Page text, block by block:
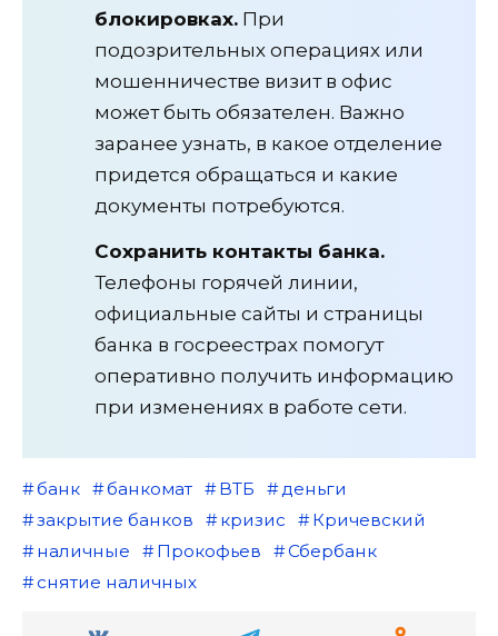
блокировках. При
подозрительных операциях или
мошенничестве визит в офис
может быть обязателен. Важно
заранее узнать, в какое отделение
придется обращаться и какие
документы потребуются.
Сохранить контакты банка.
Телефоны горячей линии,
официальные сайты и страницы
банка в госреестрах помогут
оперативно получить информацию
при изменениях в работе сети.
банк банкомат ВТБ
деньги
закрытие банков
кризис
Кричевский
наличные
Прокофьев
Сбербанк
снятие наличных